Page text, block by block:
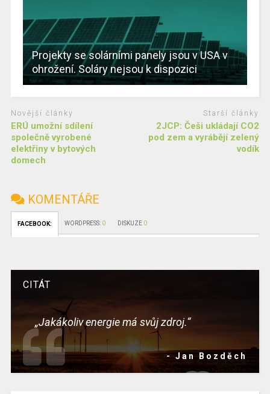
Projekty se solárními panely jsou v USA v
ohrožení. Soláry nejsou k dispozici
Novější články
ERÚ umožní sdílení
společně vyrobené
elektřiny v bytových
domech
Starší články
2JCP: Češi ukládají CO2
pod zem a vyrábějí zelený
vodík
KOMENTÁŘE
FACEBOOK: WORDPRESS: 0 DISKUZE 0
CITÁT
„Jakákoliv energie má svůj zdroj.“
- Jan Bozděch